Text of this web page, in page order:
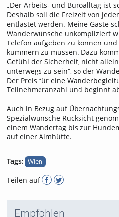
„Der Arbeits- und Büroalltag ist
Deshalb soll die Freizeit von
entlastet werden. Meine Gäste
Wanderwünsche unkompliziert
Telefon aufgeben zu können
kümmern zu müssen. Dazu
Gefühl der Sicherheit, nicht
unterwegs zu sein“, so der
Der Preis für eine
Teilnehmeranzahl und beginnt
Auch in Bezug auf
Spezialwünsche Rücksicht
einem Wandertag bis zur
auf einer Almhütte.
Tags: Wien
Teilen auf
Empfohlen